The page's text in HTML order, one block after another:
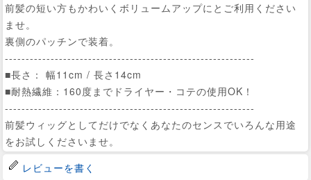
前髪の短い方もかわいくボリュームアップにとご利用ください
ませ。
裏側のパッチンで装着。
------------------------------------------------------------
■長さ： 幅11cm / 長さ14cm
■耐熱繊維：160度までドライヤー・コテの使用OK！
------------------------------------------------------------
前髪ウィッグとしてだけでなくあなたのセンスでいろんな用途
をお試しくださいませ。
レビューを書く